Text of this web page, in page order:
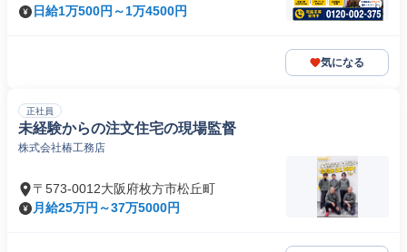
日給1万500円～1万4500円
気になる
正社員
未経験からの注文住宅の現場監督
株式会社椿工務店
〒573-0012大阪府枚方市松丘町
月給25万円～37万5000円